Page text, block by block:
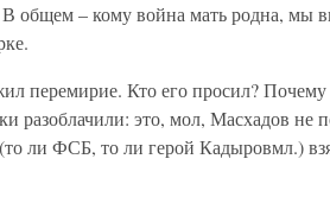
общем – кому война мать родна, мы
перемирие. Кто его просил?
разоблачили: это, мол, Масхадов не
ли ФСБ, то ли герой Кадыровмл.)